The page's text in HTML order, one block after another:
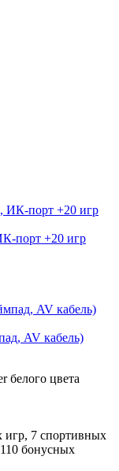
порт +20 игр
AV кабель)
белого цвета
игр, 7 спортивных
бонусных